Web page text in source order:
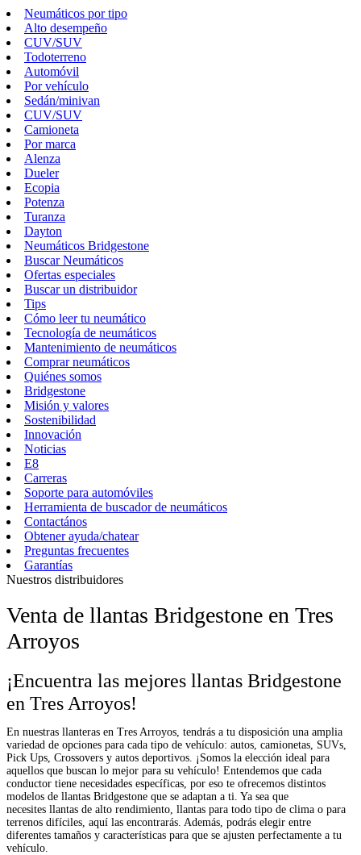
Neumáticos por tipo
Alto desempeño
CUV/SUV
Todoterreno
Automóvil
Por vehículo
Sedán/minivan
CUV/SUV
Camioneta
Por marca
Alenza
Dueler
Ecopia
Potenza
Turanza
Dayton
Neumáticos Bridgestone
Buscar Neumáticos
Ofertas especiales
Buscar un distribuidor
Tips
Cómo leer tu neumático
Tecnología de neumáticos
Mantenimiento de neumáticos
Comprar neumáticos
Quiénes somos
Bridgestone
Misión y valores
Sostenibilidad
Innovación
Noticias
E8
Carreras
Soporte para automóviles
Herramienta de buscador de neumáticos
Contactános
Obtener ayuda/chatear
Preguntas frecuentes
Garantías
Nuestros distribuidores
Venta de llantas Bridgestone en Tres
Arroyos
¡Encuentra las mejores llantas Bridgestone
en Tres Arroyos!
En nuestras llanteras en Tres Arroyos, tendrás a tu disposición una amplia
variedad de opciones para cada tipo de vehículo: autos, camionetas, SUVs,
Pick Ups, Crossovers y autos deportivos. ¡Somos la elección ideal para
aquellos que buscan lo mejor para su vehículo! Entendemos que cada
conductor tiene necesidades específicas, por eso te ofrecemos distintos
modelos de llantas Bridgestone que se adaptan a ti. Ya sea que
necesites llantas de alto rendimiento, llantas para todo tipo de clima o para
terrenos difíciles, aquí las encontrarás. Además, podrás elegir entre
diferentes tamaños y características para que se ajusten perfectamente a tu
vehículo.